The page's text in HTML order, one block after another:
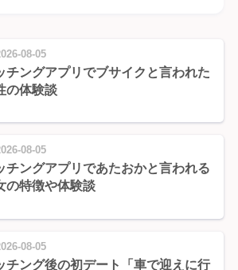
08-05
チングアプリでブサイクと言われた
の体験談
08-05
チングアプリであたおかと言われる
の特徴や体験談
08-05
チング後の初デート「車で迎えに行